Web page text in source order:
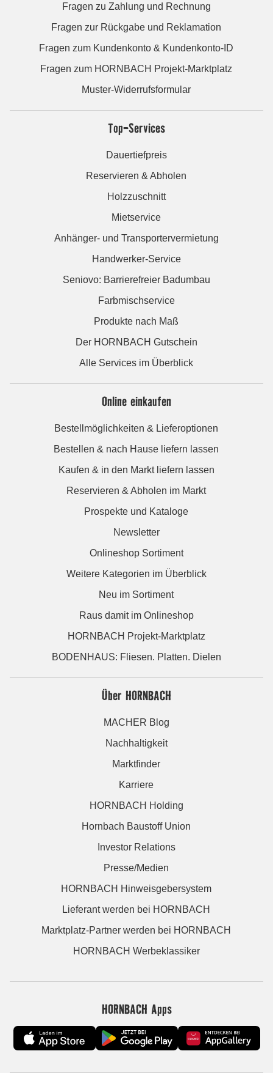
Fragen zu Zahlung und Rechnung
Fragen zur Rückgabe und Reklamation
Fragen zum Kundenkonto & Kundenkonto-ID
Fragen zum HORNBACH Projekt-Marktplatz
Muster-Widerrufsformular
Top-Services
Dauertiefpreis
Reservieren & Abholen
Holzzuschnitt
Mietservice
Anhänger- und Transportervermietung
Handwerker-Service
Seniovo: Barrierefreier Badumbau
Farbmischservice
Produkte nach Maß
Der HORNBACH Gutschein
Alle Services im Überblick
Online einkaufen
Bestellmöglichkeiten & Lieferoptionen
Bestellen & nach Hause liefern lassen
Kaufen & in den Markt liefern lassen
Reservieren & Abholen im Markt
Prospekte und Kataloge
Newsletter
Onlineshop Sortiment
Weitere Kategorien im Überblick
Neu im Sortiment
Raus damit im Onlineshop
HORNBACH Projekt-Marktplatz
BODENHAUS: Fliesen. Platten. Dielen
Über HORNBACH
MACHER Blog
Nachhaltigkeit
Marktfinder
Karriere
HORNBACH Holding
Hornbach Baustoff Union
Investor Relations
Presse/Medien
HORNBACH Hinweisgebersystem
Lieferant werden bei HORNBACH
Marktplatz-Partner werden bei HORNBACH
HORNBACH Werbeklassiker
HORNBACH Apps